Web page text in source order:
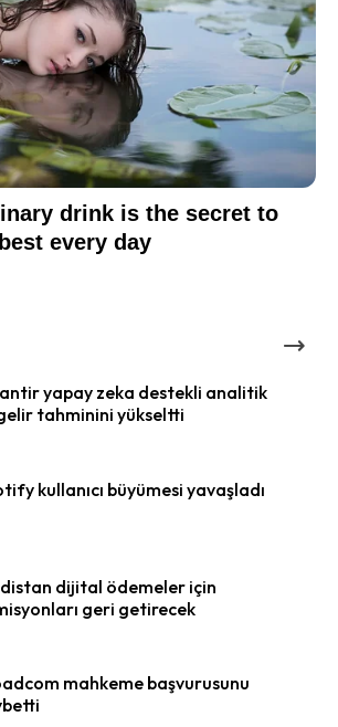
yapay zeka destekli analitik
tahminini yükseltti
kullanıcı büyümesi yavaşladı
dijital ödemeler için
geri getirecek
mahkeme başvurusunu